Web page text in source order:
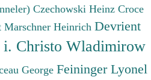
Czechowski Heinz Croce
Marschner Heinrich Devrient
i. Christo Wladimirow
George Feininger Lyonel